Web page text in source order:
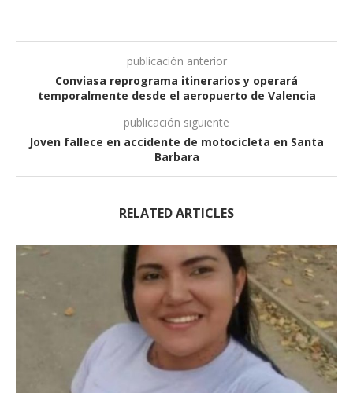
publicación anterior
Conviasa reprograma itinerarios y operará
temporalmente desde el aeropuerto de Valencia
publicación siguiente
Joven fallece en accidente de motocicleta en Santa
Barbara
RELATED ARTICLES